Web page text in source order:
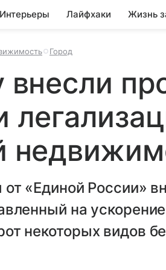
Интерьеры Лайфхаки Жизнь
Город
внесли
«Единой России»
на
некоторых видов